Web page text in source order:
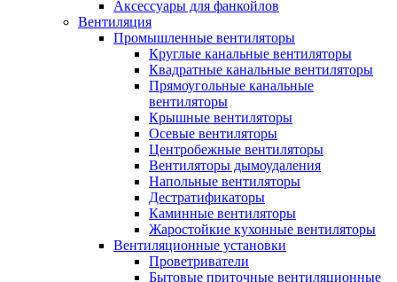
Аксессуары для фанкойлов
Вентиляция
Промышленные вентиляторы
Круглые канальные вентиляторы
Квадратные канальные вентиляторы
Прямоугольные канальные
вентиляторы
Крышные вентиляторы
Осевые вентиляторы
Центробежные вентиляторы
Вентиляторы дымоудаления
Напольные вентиляторы
Дестратификаторы
Каминные вентиляторы
Жаростойкие кухонные вентиляторы
Вентиляционные установки
Проветриватели
Бытовые приточные вентиляционные